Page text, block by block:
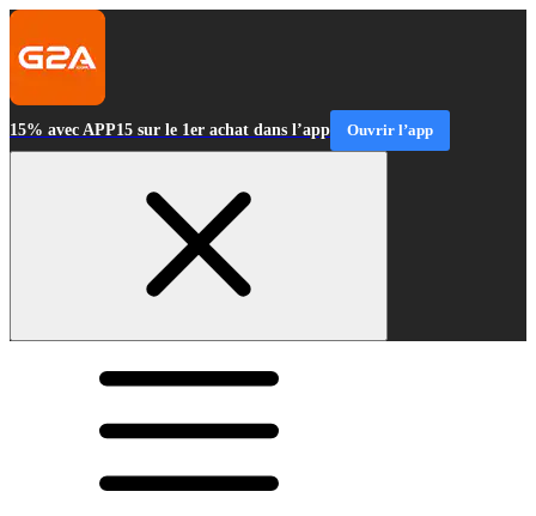
15% avec APP15 sur le 1er achat dans l’app Ouvrir l’app